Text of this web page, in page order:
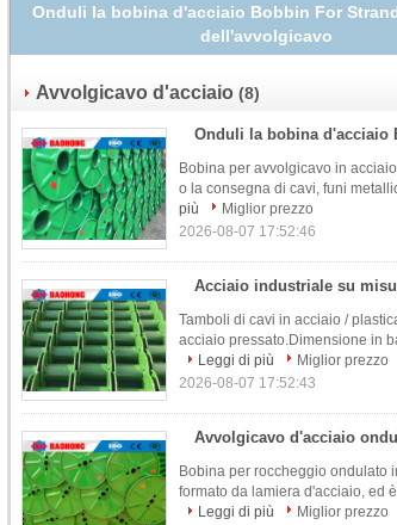
Onduli la bobina d'acciaio Bobbin For
dell'avvolgicavo
Avvolgicavo d'acciaio (8)
Bobina per avvolgicavo in
o la consegna di cavi, funi
più
Miglior prezzo
2026-08-07 17:52:46
Tamboli di cavi in acciaio /
acciaio pressato.Dimensione in
Leggi di più
Miglior prezzo
2026-08-07 17:52:43
Bobina per roccheggio ondulato
formato da lamiera d'acciaio, ed
Leggi di più
Miglior prezzo